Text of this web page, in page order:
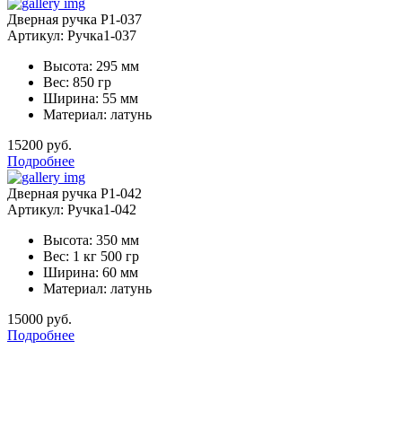
Дверная ручка Р1-037
Артикул: Ручка1-037
Высота: 295 мм
Вес: 850 гр
Ширина: 55 мм
Материал: латунь
15200 руб.
Подробнее
Дверная ручка Р1-042
Артикул: Ручка1-042
Высота: 350 мм
Вес: 1 кг 500 гр
Ширина: 60 мм
Материал: латунь
15000 руб.
Подробнее